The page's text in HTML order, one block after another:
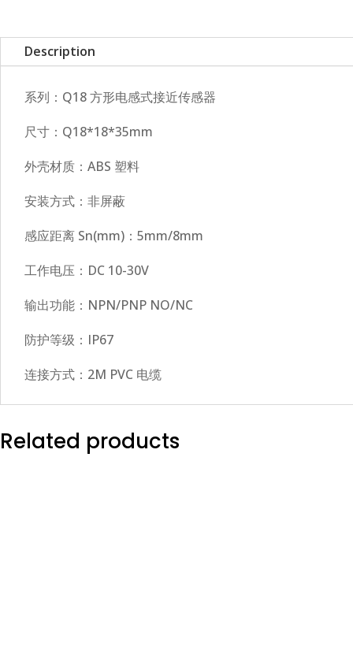
Description
系列：Q18 方形电感式接近传感器
尺寸：Q18*18*35mm
外壳材质：ABS 塑料
安装方式：非屏蔽
感应距离 Sn(mm)：5mm/8mm
工作电压：DC 10-30V
输出功能：NPN/PNP NO/NC
防护等级：IP67
连接方式：2M PVC 电缆
Related products